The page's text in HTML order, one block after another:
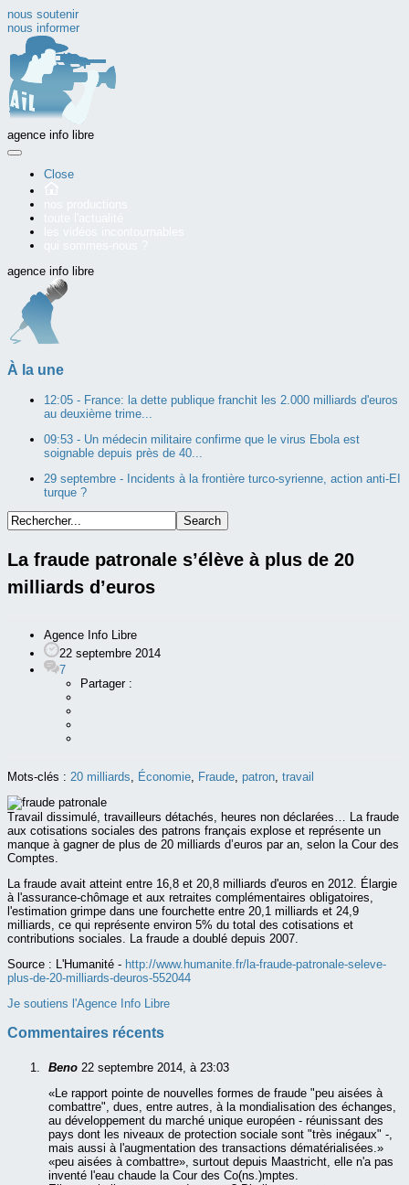
nous soutenir
nous informer
agence info libre
Close
agence info libre
À la une
12:05 - France: la dette publique franchit les 2.000 milliards d'euros
au deuxième trime...
09:53 - Un médecin militaire confirme que le virus Ebola est
soignable depuis près de 40...
29 septembre - Incidents à la frontière turco-syrienne, action anti-EI
turque ?
La fraude patronale s’élève à plus de 20
milliards d’euros
Agence Info Libre
22 septembre 2014
7
Partager :
Mots-clés : 20 milliards, Économie, Fraude, patron, travail
Travail dissimulé, travailleurs détachés, heures non déclarées… La fraude
aux cotisations sociales des patrons français explose et représente un
manque à gagner de plus de 20 milliards d’euros par an, selon la Cour des
Comptes.
La fraude avait atteint entre 16,8 et 20,8 milliards d'euros en 2012. Élargie
à l'assurance-chômage et aux retraites complémentaires obligatoires,
l'estimation grimpe dans une fourchette entre 20,1 milliards et 24,9
milliards, ce qui représente environ 5% du total des cotisations et
contributions sociales. La fraude a doublé depuis 2007.
Source : L'Humanité - http://www.humanite.fr/la-fraude-patronale-seleve-
plus-de-20-milliards-deuros-552044
Je soutiens l'Agence Info Libre
Commentaires récents
Beno 22 septembre 2014, à 23:03
«Le rapport pointe de nouvelles formes de fraude "peu aisées à
combattre", dues, entre autres, à la mondialisation des échanges,
au développement du marché unique européen - réunissant des
pays dont les niveaux de protection sociale sont "très inégaux" -,
mais aussi à l'augmentation des transactions dématérialisées.»
«peu aisées à combattre», surtout depuis Maastricht, elle n'a pas
inventé l'eau chaude la Cour des Co(ns.)mptes.